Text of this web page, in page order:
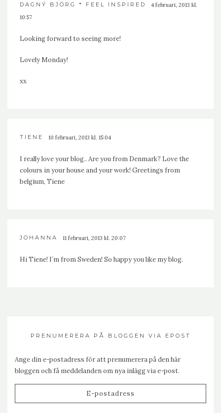
DAGNÝ BJÖRG * FEEL INSPIRED
4 februari, 2013 kl.
10:57
Looking forward to seeing more!
Lovely Monday!
xx
TIENE 10 februari, 2013 kl. 15:04
I really love your blog.. Are you from Denmark? Love the
colours in your house and your work! Greetings from
belgium, Tiene
JOHANNA 11 februari, 2013 kl. 20:07
Hi Tiene! I´m from Sweden! So happy you like my blog.
PRENUMERERA PÅ BLOGGEN VIA EPOST
Ange din e-postadress för att prenumerera på den här
bloggen och få meddelanden om nya inlägg via e-post.